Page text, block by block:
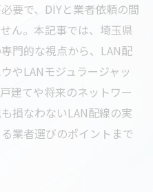
要で、DIYと業者依頼の間
ん。本記事では、埼玉県
門的な視点から、LAN配
やLANモジュラージャッ
建てや将来のネットワー
損なわないLAN配線の実
業者選びのポイントまで